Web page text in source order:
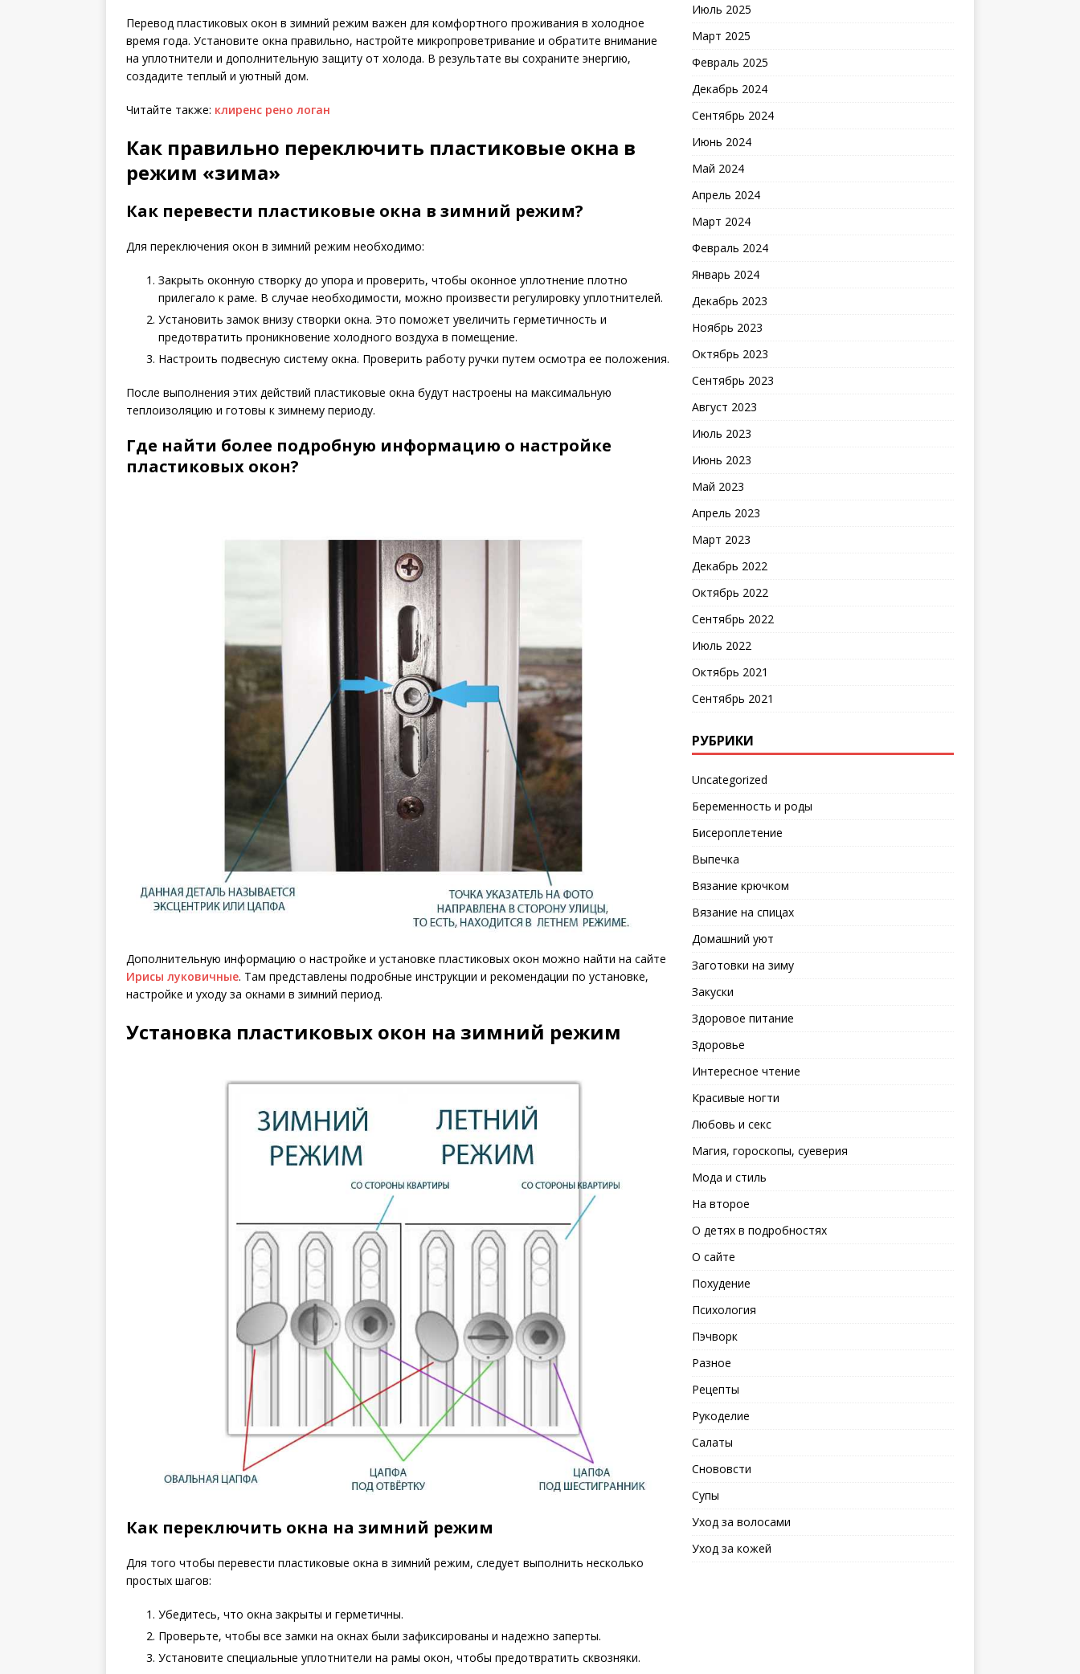
Перевод пластиковых окон в зимний режим важен для комфортного проживания в холодное
время года. Установите окна правильно, настройте микропроветривание и обратите внимание
на уплотнители и дополнительную защиту от холода. В результате вы сохраните энергию,
создадите теплый и уютный дом.
Читайте также: клиренс рено логан
Как правильно переключить пластиковые окна в
режим «зима»
Как перевести пластиковые окна в зимний режим?
Для переключения окон в зимний режим необходимо:
Закрыть оконную створку до упора и проверить, чтобы оконное уплотнение плотно
прилегало к раме. В случае необходимости, можно произвести регулировку уплотнителей.
Установить замок внизу створки окна. Это поможет увеличить герметичность и
предотвратить проникновение холодного воздуха в помещение.
Настроить подвесную систему окна. Проверить работу ручки путем осмотра ее положения.
После выполнения этих действий пластиковые окна будут настроены на максимальную
теплоизоляцию и готовы к зимнему периоду.
Где найти более подробную информацию о настройке
пластиковых окон?
Дополнительную информацию о настройке и установке пластиковых окон можно найти на сайте
Ирисы луковичные. Там представлены подробные инструкции и рекомендации по установке,
настройке и уходу за окнами в зимний период.
Установка пластиковых окон на зимний режим
Как переключить окна на зимний режим
Для того чтобы перевести пластиковые окна в зимний режим, следует выполнить несколько
простых шагов:
Убедитесь, что окна закрыты и герметичны.
Проверьте, чтобы все замки на окнах были зафиксированы и надежно заперты.
Установите специальные уплотнители на рамы окон, чтобы предотвратить сквозняки.
Июль 2025
Март 2025
Февраль 2025
Декабрь 2024
Сентябрь 2024
Июнь 2024
Май 2024
Апрель 2024
Март 2024
Февраль 2024
Январь 2024
Декабрь 2023
Ноябрь 2023
Октябрь 2023
Сентябрь 2023
Август 2023
Июль 2023
Июнь 2023
Май 2023
Апрель 2023
Март 2023
Декабрь 2022
Октябрь 2022
Сентябрь 2022
Июль 2022
Октябрь 2021
Сентябрь 2021
РУБРИКИ
Uncategorized
Беременность и роды
Бисероплетение
Выпечка
Вязание крючком
Вязание на спицах
Домашний уют
Заготовки на зиму
Закуски
Здоровое питание
Здоровье
Интересное чтение
Красивые ногти
Любовь и секс
Магия, гороскопы, суеверия
Мода и стиль
На второе
О детях в подробностях
О сайте
Похудение
Психология
Пэчворк
Разное
Рецепты
Рукоделие
Салаты
Снововсти
Супы
Уход за волосами
Уход за кожей